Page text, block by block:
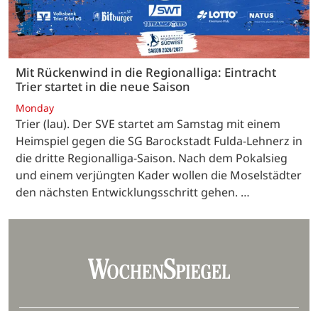
Mit Rückenwind in die Regionalliga: Eintracht
Trier startet in die neue Saison
Monday
Trier (lau). Der SVE startet am Samstag mit einem
Heimspiel gegen die SG Barockstadt Fulda-Lehnerz in
die dritte Regionalliga-Saison. Nach dem Pokalsieg
und einem verjüngten Kader wollen die Moselstädter
den nächsten Entwicklungsschritt gehen. …